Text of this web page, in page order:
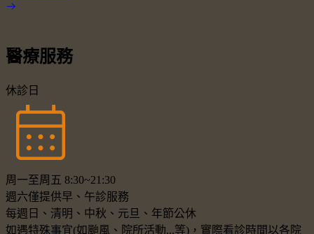
醫療服務
休診日
周一至周五 8:30~21:30
週六僅提供早、午診服務
每週日、清明、中秋、元旦、年節公休
如遇特殊事宜(如颱風、院所活動...等)，實際看診時間以各院